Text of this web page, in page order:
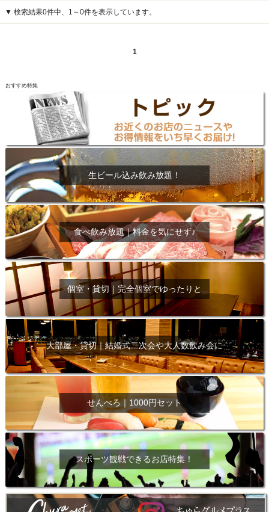
キッズルーム
安い デート
▼ 検索結果0件中、1～0件を表示しています。
1
おすすめ特集
生ビール込み飲み放題！
食べ飲み放題｜料金を気にせず♪
個室・貸切｜完全個室でゆったりと
大部屋・貸切｜結婚式二次会や大人数飲み会に
せんべろ｜1000円セット
スポーツ観戦できるお店特集！